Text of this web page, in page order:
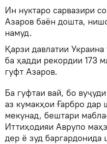
Ин нуктаро сарвазири
Азаров баён дошта,
намуд.
Қарзи давлатии
ба ҳадди рекордии 173
гуфт Азаров.
Ба гуфтаи вай, бо
аз кумакҳои Ғарбро дар
мекунад, бештари
Иттиҳодияи Аврупо
дер ё зуд баргардонида